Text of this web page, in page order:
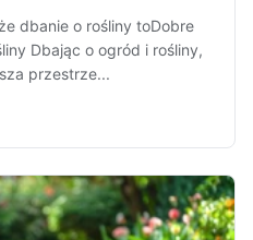
dbanie o rośliny toDobre
Dbając o ogród i rośliny,
przestrze...